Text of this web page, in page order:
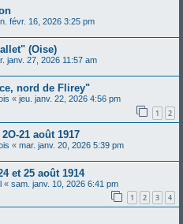
févr. 16, 2026 3:25 pm
(Oise)
janv. 27, 2026 11:57 am
nord de Flirey"
« jeu. janv. 22, 2026 4:56 pm
1 2
21 août 1917
« mar. janv. 20, 2026 5:39 pm
et 25 août 1914
« sam. janv. 10, 2026 6:41 pm
1 2 3 4